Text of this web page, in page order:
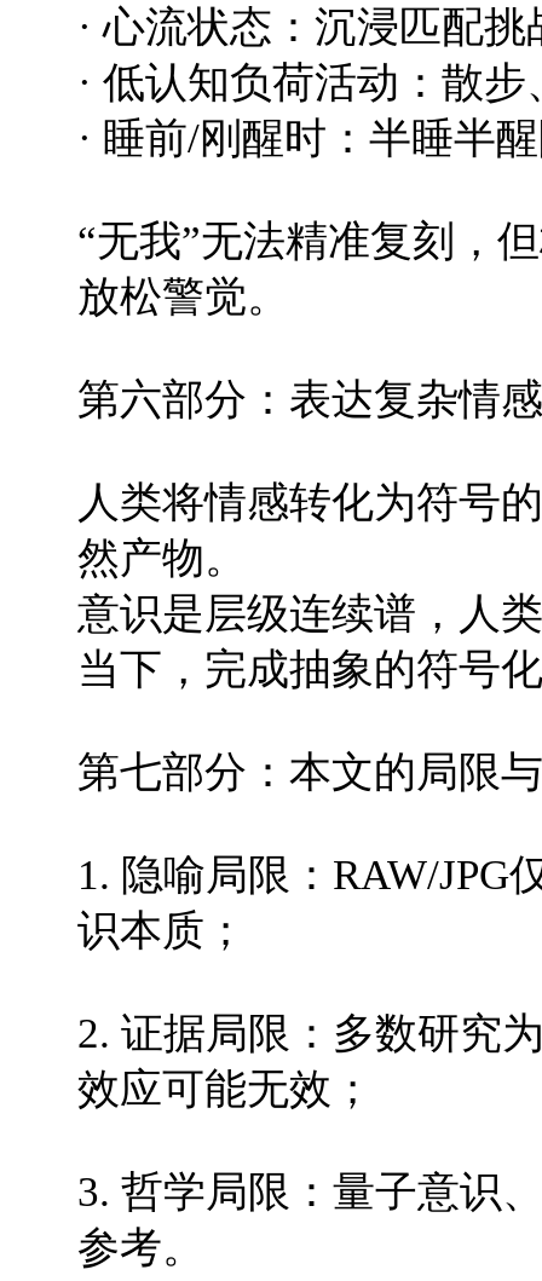
· 心流状态：沉浸匹配
· 低认知负荷活动：散
· 睡前/刚醒时：半睡半
“无我”无法精准复刻，
放松警觉。
第六部分：表达复杂情
人类将情感转化为符号
然产物。
意识是层级连续谱，人
当下，完成抽象的符号
第七部分：本文的局限
1. 隐喻局限：RAW/JPG
识本质；
2. 证据局限：多数研究
效应可能无效；
3. 哲学局限：量子意识
参考。